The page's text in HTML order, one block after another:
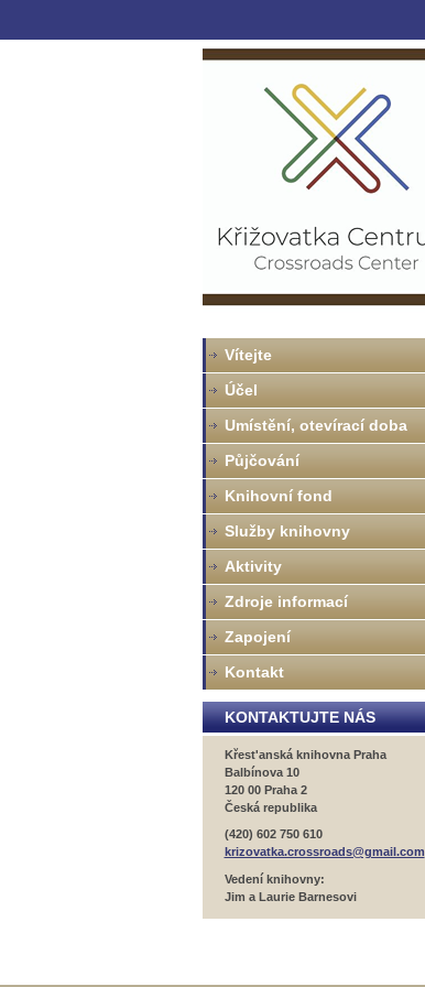
Vítejte
Účel
Umístění, otevírací doba
Půjčování
Knihovní fond
Služby knihovny
Aktivity
Zdroje informací
Zapojení
Kontakt
KONTAKTUJTE NÁS
Křest'anská knihovna Praha
Balbínova 10
120 00 Praha 2
Česká republika
(420) 602 750 610
krizovatka.crossroads@gmail.com
Vedení knihovny:
Jim a Laurie Barnesovi